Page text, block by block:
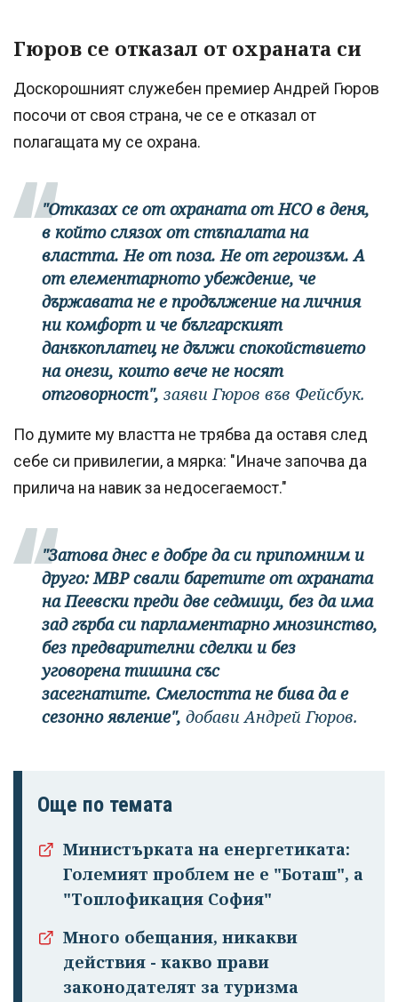
Гюров се отказал от охраната си
Доскорошният служебен премиер Андрей Гюров
посочи от своя страна, че се е отказал от
полагащата му се охрана.
"Отказах се от охраната от НСО в деня,
в който слязох от стъпалата на
властта. Не от поза. Не от героизъм. А
от елементарното убеждение, че
държавата не е продължение на личния
ни комфорт и че българският
данъкоплатец не дължи спокойствието
на онези, които вече не носят
отговорност", заяви Гюров във Фейсбук.
По думите му властта не трябва да оставя след
себе си привилегии, а мярка: "Иначе започва да
прилича на навик за недосегаемост."
"Затова днес е добре да си припомним и
друго: МВР свали баретите от охраната
на Пеевски преди две седмици, без да има
зад гърба си парламентарно мнозинство,
без предварителни сделки и без
уговорена тишина със
засегнатите. Смелостта не бива да е
сезонно явление", добави Андрей Гюров.
Още по темата
Министърката на енергетиката:
Големият проблем не е "Боташ", а
"Топлофикация София"
Много обещания, никакви
действия - какво прави
законодателят за туризма